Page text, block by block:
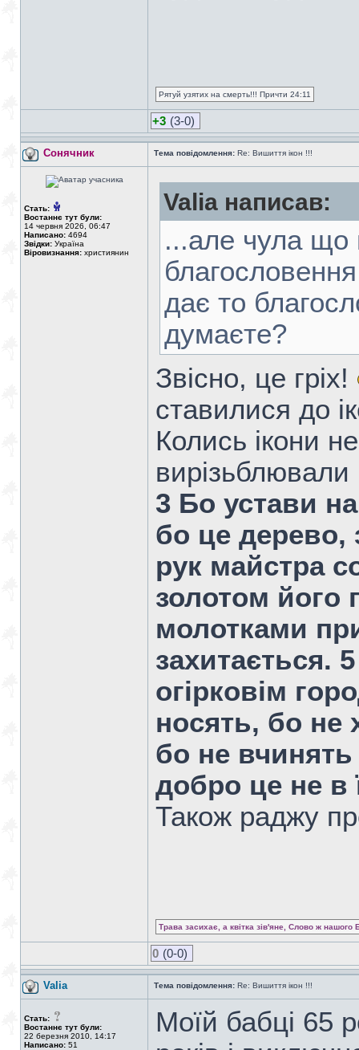
Рятуй узятих на смерть!!! Причти 24:11
+3 (3-0)
Сонячник Тема повідомлення: Re: Вишиття ікон !!!
Стать:
Востаннє тут були:
14 червня 2026, 06:47
Написано: 4694
Звідки: Україна
Віровизнання: християнин
Valia написав:
...але чула що
дає то
думаєте?
Звісно, це гріх!
ставилися до
Колись ікони
3 Бо устави
бо це дерево,
рук майстра
золотом його
молотками
захитається.
огірковім
носять, бо не
бо не вчинять
добро це не в
Також раджу
Трава засихає, а квітка зів'яне, Слово ж нашого
0 (0-0)
Valia Тема повідомлення: Re: Вишиття ікон !!!
Стать:
Востаннє тут були:
22 березня 2010, 14:17
Написано: 51
Моїй бабці 65